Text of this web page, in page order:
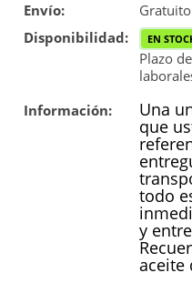
Reconstrucción
Envío:
Disponibilidad: EN
Plazo
Información:
Una
que
todo
y
aceite